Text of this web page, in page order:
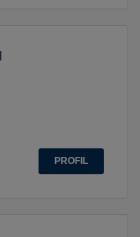
PROFIL